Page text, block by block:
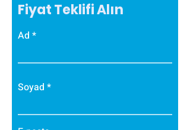
Fiyat Teklifi Alın
Ad
Soyad